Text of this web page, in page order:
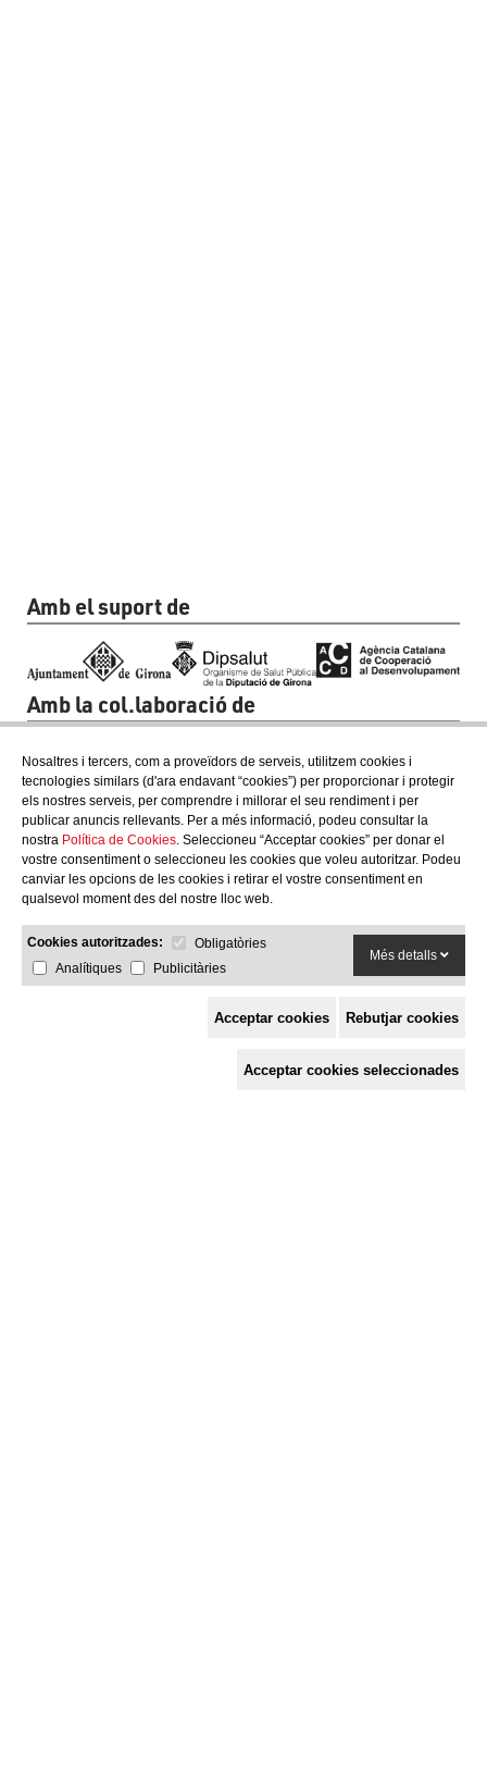
Nosaltres i tercers, com a proveïdors de serveis, utilitzem cookies i
tecnologies similars (d'ara endavant “cookies”) per proporcionar i protegir
els nostres serveis, per comprendre i millorar el seu rendiment i per
publicar anuncis rellevants. Per a més informació, podeu consultar la
nostra Política de Cookies. Seleccioneu “Acceptar cookies” per donar el
vostre consentiment o seleccioneu les cookies que voleu autoritzar. Podeu
canviar les opcions de les cookies i retirar el vostre consentiment en
qualsevol moment des del nostre lloc web.
Cookies autoritzades:
Obligatòries
Analítiques
Publicitàries
Més detalls
Acceptar cookies Rebutjar cookies
Acceptar cookies seleccionades
Amb el suport de
Amb la col.laboració de
c/ Mestre Francesc Civil,